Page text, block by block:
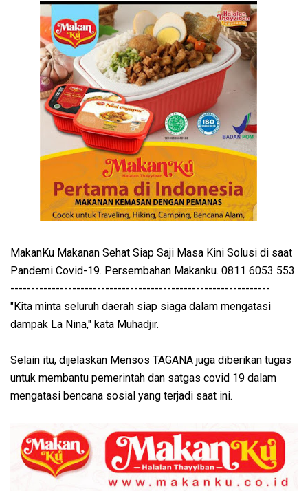
MakanKu Makanan Sehat Siap Saji Masa Kini Solusi di saat
Pandemi Covid-19. Persembahan Makanku. 0811 6053 553.
---------------------------------------------------------------
"Kita minta seluruh daerah siap siaga dalam mengatasi
dampak La Nina," kata Muhadjir.
Selain itu, dijelaskan Mensos TAGANA juga diberikan tugas
untuk membantu pemerintah dan satgas covid 19 dalam
mengatasi bencana sosial yang terjadi saat ini.